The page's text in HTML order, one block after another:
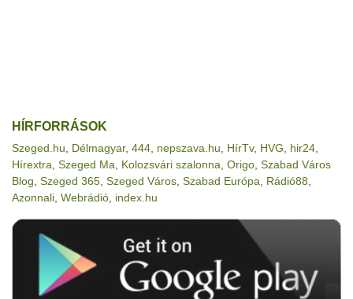
HÍRFORRÁSOK
Szeged.hu Délmagyar, 444 nepszava.hu HírTv, HVG hir24
Hírextra Szeged Ma Kolozsvári szalonna Origo Szabad Város
Blog Szeged 365 Szeged Város Szabad Európa Rádió88
Azonnali Webrádió index.hu